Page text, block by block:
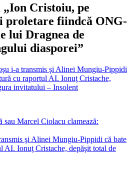
Cristoiu, pe
proletare fiindcă ONG-
lui Dragnea de
diasporei”
i-a transmis şi Alinei Mungiu-Pippidi
cu raportul AI. Ionuţ Cristache,
invitatului – Insolent
sau Marcel Ciolacu clamează:
şi Alinei Mungiu-Pippidi că bate
AI. Ionuţ Cristache, depăşit total de